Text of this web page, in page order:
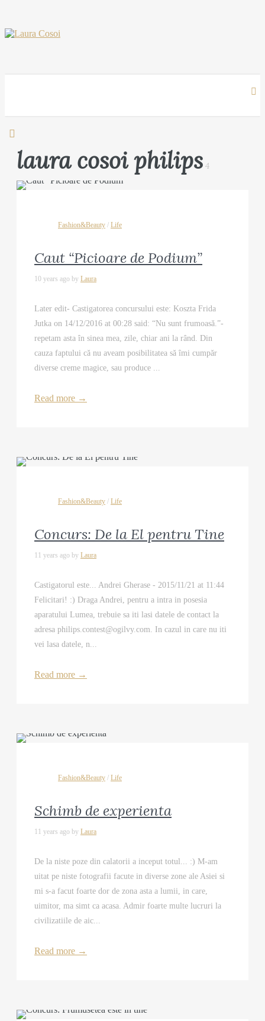
laura cosoi philips 4
Fashion&Beauty / Life
Caut “Picioare de Podium”
10 years ago by Laura
Later edit- Castigatorea concursului este: Koszta Frida
Jutka on 14/12/2016 at 00:28 said: “Nu sunt frumoasă.”-
repetam asta în sinea mea, zile, chiar ani la rând. Din
cauza faptului că nu aveam posibilitatea să îmi cumpăr
diverse creme magice, sau produce ...
Read more →
Fashion&Beauty / Life
Concurs: De la El pentru Tine
11 years ago by Laura
Castigatorul este... Andrei Gherase - 2015/11/21 at 11:44
Felicitari! :) Draga Andrei, pentru a intra in posesia
aparatului Lumea, trebuie sa iti lasi datele de contact la
adresa philips.contest@ogilvy.com. In cazul in care nu iti
vei lasa datele, n...
Read more →
Fashion&Beauty / Life
Schimb de experienta
11 years ago by Laura
De la niste poze din calatorii a inceput totul... :) M-am
uitat pe niste fotografii facute in diverse zone ale Asiei si
mi s-a facut foarte dor de zona asta a lumii, in care,
uimitor, ma simt ca acasa. Admir foarte multe lucruri la
civilizatiile de aic...
Read more →